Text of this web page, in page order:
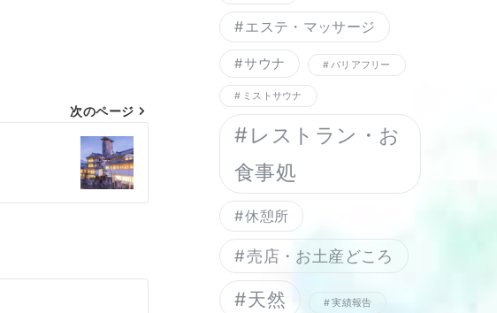
次のページ
エステ・マッサージ
サウナ バリアフリー
ミストサウナ
レストラン・お
食事処
休憩所
売店・お土産どころ
天然 実績報告